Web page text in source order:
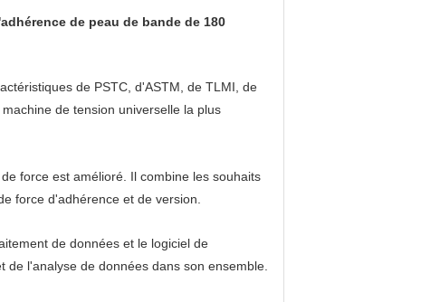
de peau de bande de 180
de PSTC, d'ASTM, de TLMI, de
de tension universelle la plus
force est amélioré. Il combine les souhaits
force d'adhérence et de version.
de données et le logiciel de
l'analyse de données dans son ensemble.